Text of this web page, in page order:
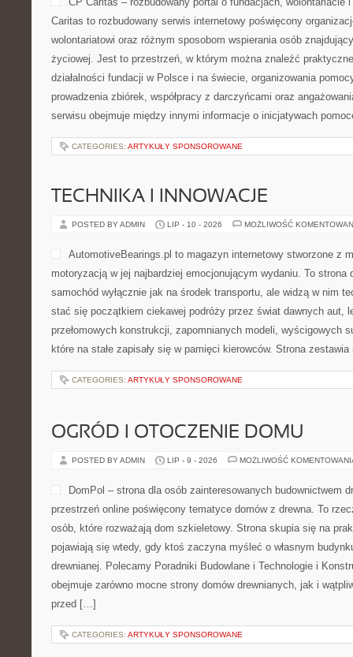
Caritas to rozbudowany serwis internetowy poświęcony
wolontariatowi oraz różnym sposobom wspierania osób
życiowej. Jest to przestrzeń, w którym można znaleźć
działalności fundacji w Polsce i na świecie, organizowania
prowadzenia zbiórek, współpracy z darczyńcami oraz
serwisu obejmuje między innymi informacje o inicjatywach
CATEGORIES: ARTYKUŁY SPONSOROWANE
TECHNIKA I INNOWACJE
POSTED BY ADMIN LIP - 10 - 2026 MOŻLIWOŚĆ
AutomotiveBearings.pl to magazyn internetowy stworzone z
motoryzacją w jej najbardziej emocjonującym wydaniu. To
samochód wyłącznie jak na środek transportu, ale widzą w nim
stać się początkiem ciekawej podróży przez świat dawnych aut,
przełomowych konstrukcji, zapomnianych modeli, wyścigowych
które na stałe zapisały się w pamięci kierowców. Strona
CATEGORIES: ARTYKUŁY SPONSOROWANE
OGRÓD I OTOCZENIE DOMU
POSTED BY ADMIN LIP - 9 - 2026 MOŻLIWOŚĆ
DomPol – strona dla osób zainteresowanych budownictwem
przestrzeń online poświęcony tematyce domów z drewna. To
osób, które rozważają dom szkieletowy. Strona skupia się na
pojawiają się wtedy, gdy ktoś zaczyna myśleć o własnym
drewnianej. Polecamy Poradniki Budowlane i Technologie i
obejmuje zarówno mocne strony domów drewnianych, jak i
przed […]
CATEGORIES: ARTYKUŁY SPONSOROWANE